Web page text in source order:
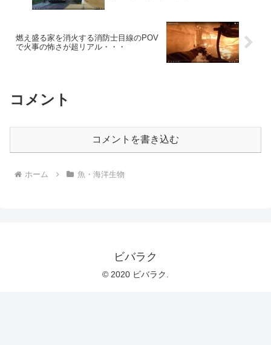
燃え盛る家を消火する消防士目線のPOV
で火事の怖さが超リアル・・・
コメント
コメントを書き込む
ホーム 魚・海洋生物
ビバラク
© 2020 ビバラク.